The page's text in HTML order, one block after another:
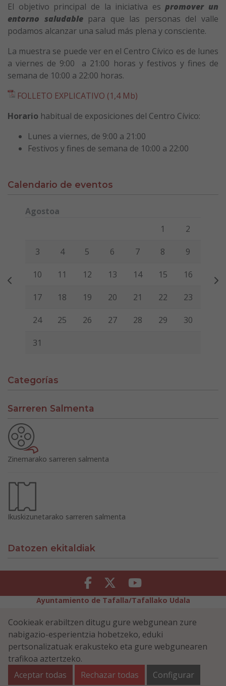
El objetivo principal de la iniciativa espromover un
entorno saludablepara que las personas del valle
podamos alcanzar una salud más plena y consciente.
La muestra se puede ver en el Centro Cívico es de lunes
a viernes de 9:00 a 21:00 horas y festivos y fines de
semana de 10:00 a 22:00 horas.
FOLLETO EXPLICATIVO (1,4 Mb)
Horario habitual de exposiciones del Centro Cívico:
Lunes a viernes, de 9:00 a 21:00
Festivos y fines de semana de 10:00 a 22:00
Calendario de eventos
Agostoa
Viernes Sábado
1 2
3 4 5 6 7 8 9
10 11 12 13 14 15 16
17 18 19 20 21 22 23
24 25 26 27 28 29 30
31
Categorías
Sarreren Salmenta
Zinemarako sarreren salmenta
Ikuskizunetarako sarreren salmenta
Datozen ekitaldiak
Facebook Twitter Youtube
Ayuntamiento de Tafalla/Tafallako Udala
Erabilerreztasuna
Cookiei buruzko politika
Informazioaren Segurtasun-Politika
Plaza Navarra 5 - 31300 Tafalla (NAVARRA)
948 70 18 11
ayuntamiento@tafalla.es
Cookieak erabiltzen ditugu gure webgunean zure
nabigazio-esperientzia hobetzeko, eduki
pertsonalizatuak erakusteko eta gure webgunearen
trafikoa aztertzeko.
Aceptar todas
Rechazar todas Configurar